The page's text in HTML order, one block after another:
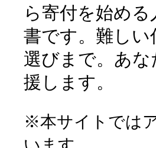
ら寄付を始め
書です。難し
選びまで。あ
援します。
※本サイトでは